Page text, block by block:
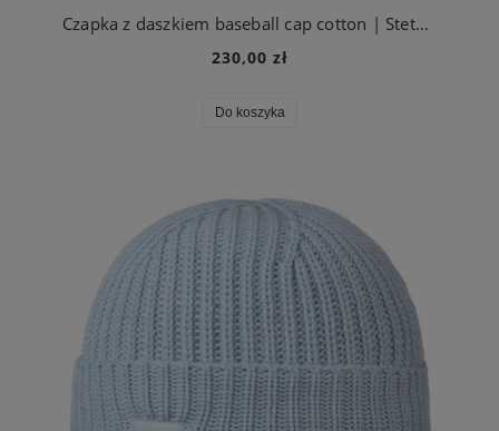
Czapka z daszkiem baseball cap cotton | Stetson
230,00 zł
Do koszyka